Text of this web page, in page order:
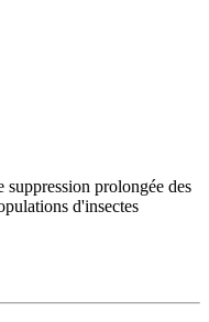
prolongée des
d'insectes